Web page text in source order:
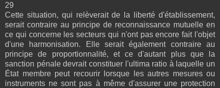
29
Cette situation, qui relèverait de la liberté d'établissement,
serait contraire au principe de reconnaissance mutuelle en
ce qui concerne les secteurs qui n'ont pas encore fait l'objet
d'une harmonisation. Elle serait également contraire au
principe de proportionnalité, et ce d'autant plus que la
sanction pénale devrait constituer l'ultima ratio à laquelle un
État membre peut recourir lorsque les autres mesures ou
instruments ne sont pas à même d'assurer une protection